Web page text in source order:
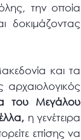
την οποία
δοκιμάζοντας
και τα
αρχαιολογικός
του Μεγάλου
η γενέτειρα
επίσης να